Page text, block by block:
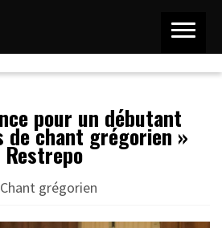
pour un débutant
de chant grégorien »
Chant grégorien